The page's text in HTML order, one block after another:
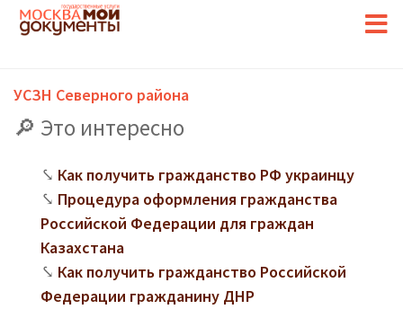
УСЗН Северного района
Это интересно
Как получить гражданство РФ украинцу
Процедура оформления гражданства
Российской Федерации для граждан
Казахстана
Как получить гражданство Российской
Федерации гражданину ДНР